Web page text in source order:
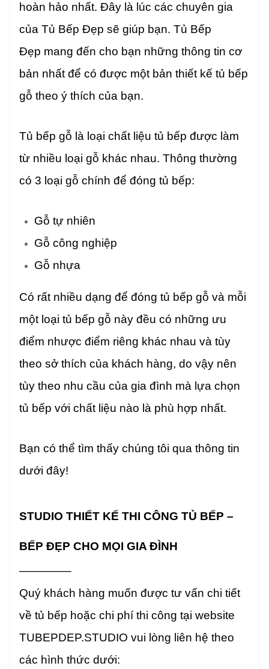
hoàn hảo nhất. Đây là lúc các chuyên gia
của Tủ Bếp Đẹp sẽ giúp bạn. Tủ Bếp
Đẹp mang đến cho bạn những thông tin cơ
bản nhất để có được một bản thiết kế tủ bếp
gỗ theo ý thích của bạn.
Tủ bếp gỗ là loại chất liệu tủ bếp được làm
từ nhiều loại gỗ khác nhau. Thông thường
có 3 loại gỗ chính để đóng tủ bếp:
Gỗ tự nhiên
Gỗ công nghiệp
Gỗ nhựa
Có rất nhiều dạng để đóng tủ bếp gỗ và mỗi
một loại tủ bếp gỗ này đều có những ưu
điểm nhược điểm riêng khác nhau và tùy
theo sở thích của khách hàng, do vậy nên
tùy theo nhu cầu của gia đình mà lựa chọn
tủ bếp với chất liệu nào là phù hợp nhất.
Bạn có thể tìm thấy chúng tôi qua thông tin
dưới đây!
STUDIO THIẾT KẾ THI CÔNG TỦ BẾP –
BẾP ĐẸP CHO MỌI GIA ĐÌNH
————–
Quý khách hàng muốn được tư vấn chi tiết
về tủ bếp hoặc chi phí thi công tại website
TUBEPDEP.STUDIO vui lòng liên hệ theo
các hình thức dưới: